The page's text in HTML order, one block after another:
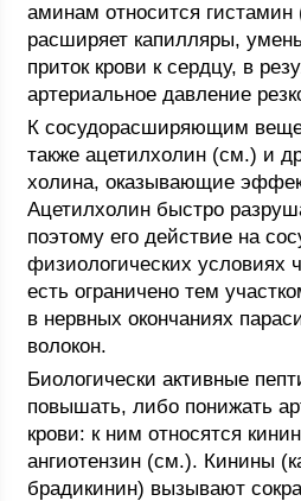
аминам относится
расширяет капилляры,
приток крови к сердцу, в
артериальное давление
К сосудорасширяющим
также ацетилхолин (см.) и
холина, оказывающие
Ацетилхолин быстро
поэтому его действие на
физиологических условиях
есть ограничено тем
в нервных окончаниях
волокон.
Биологически активные
повышать, либо понижать
крови: к ним относятся
ангиотензин (см.). Кинины
брадикинин) вызывают